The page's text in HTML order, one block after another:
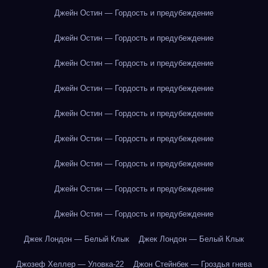
Джейн Остин — Гордость и предубеждение
Джейн Остин — Гордость и предубеждение
Джейн Остин — Гордость и предубеждение
Джейн Остин — Гордость и предубеждение
Джейн Остин — Гордость и предубеждение
Джейн Остин — Гордость и предубеждение
Джейн Остин — Гордость и предубеждение
Джейн Остин — Гордость и предубеждение
Джейн Остин — Гордость и предубеждение
Джек Лондон — Белый Клык Джек Лондон — Белый Клык
Джозеф Хеллер — Уловка-22 Джон Стейнбек — Гроздья гнева